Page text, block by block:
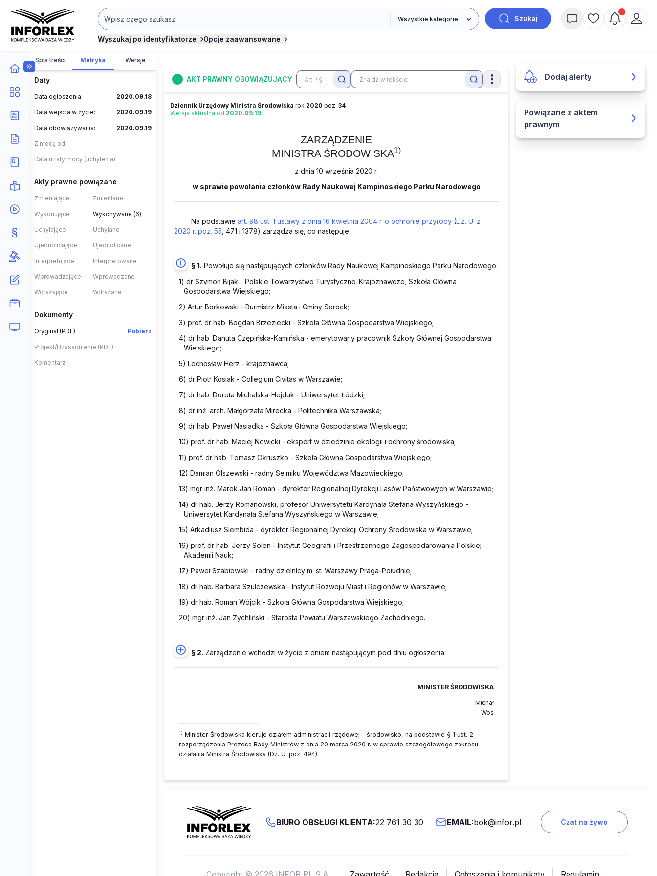
Szukaj
Wyszukaj po identyfikatorze Opcje zaawansowane
Spis treści Metryka Wersje
Daty
Data ogłoszenia: 2020.09.18
Data wejścia w życie: 2020.09.19
Data obowiązywania: 2020.09.19
Z mocą od:
Data utraty mocy (uchylenia):
Akty prawne powiązane
Zmieniające Zmieniane
Wykonujące Wykonywane (6)
Uchylające Uchylane
Ujednolicające Ujednolicane
Interpretujące Interpretowane
Wprowadzające Wprowadzane
Wdrażające Wdrażane
Dokumenty
Oryginał (PDF) Pobierz
Projekt/Uzasadnienie (PDF)
Komentarz
AKT PRAWNY OBOWIĄZUJĄCY
Dziennik Urzędowy Ministra Środowiska rok 2020 poz. 34
Wersja aktualna od 2020.09.19
ZARZĄDZENIE
MINISTRA ŚRODOWISKA1)
z dnia 10 września 2020 r.
w sprawie powołania członków Rady Naukowej Kampinoskiego Parku Narodowego
Na podstawie art. 98 ust. 1 ustawy z dnia 16 kwietnia 2004 r. o ochronie przyrody (Dz. U. z
2020 r. poz. 55 , 471 i 1378) zarządza się, co następuje:
§ 1. Powołuje się następujących członków Rady Naukowej Kampinoskiego Parku Narodowego:
1) dr Szymon Bijak - Polskie Towarzystwo Turystyczno-Krajoznawcze, Szkoła Główna
Gospodarstwa Wiejskiego;
2) Artur Borkowski - Burmistrz Miasta i Gminy Serock;
3) prof. dr hab. Bogdan Brzeziecki - Szkoła Główna Gospodarstwa Wiejskiego;
4) dr hab. Danuta Czępińska-Kamińska - emerytowany pracownik Szkoły Głównej Gospodarstwa
Wiejskiego;
5) Lechosław Herz - krajoznawca;
6) dr Piotr Kosiak - Collegium Civitas w Warszawie;
7) dr hab. Dorota Michalska-Hejduk - Uniwersytet Łódzki;
8) dr inż. arch. Małgorzata Mirecka - Politechnika Warszawska;
9) dr hab. Paweł Nasiadka - Szkoła Główna Gospodarstwa Wiejskiego;
10) prof. dr hab. Maciej Nowicki - ekspert w dziedzinie ekologii i ochrony środowiska;
11) prof. dr hab. Tomasz Okruszko - Szkoła Główna Gospodarstwa Wiejskiego;
12) Damian Olszewski - radny Sejmiku Województwa Mazowieckiego;
13) mgr inż. Marek Jan Roman - dyrektor Regionalnej Dyrekcji Lasów Państwowych w Warszawie;
14) dr hab. Jerzy Romanowski, profesor Uniwersytetu Kardynała Stefana Wyszyńskiego -
Uniwersytet Kardynała Stefana Wyszyńskiego w Warszawie;
15) Arkadiusz Siembida - dyrektor Regionalnej Dyrekcji Ochrony Środowiska w Warszawie;
16) prof. dr hab. Jerzy Solon - Instytut Geografii i Przestrzennego Zagospodarowania Polskiej
Akademii Nauk;
17) Paweł Szabłowski - radny dzielnicy m. st. Warszawy Praga-Południe;
18) dr hab. Barbara Szulczewska - Instytut Rozwoju Miast i Regionów w Warszawie;
19) dr hab. Roman Wójcik - Szkoła Główna Gospodarstwa Wiejskiego;
20) mgr inż. Jan Żychliński - Starosta Powiatu Warszawskiego Zachodniego.
§ 2. Zarządzenie wchodzi w życie z dniem następującym pod dniu ogłoszenia.
MINISTER ŚRODOWISKA
Michał
Woś
1) Minister Środowiska kieruje działem administracji rządowej - środowisko, na podstawie § 1 ust. 2
rozporządzenia Prezesa Rady Ministrów z dnia 20 marca 2020 r. w sprawie szczegółowego zakresu
działania Ministra Środowiska (Dz. U. poz. 494).
Dodaj alerty
Powiązane z aktem
prawnym
BIURO OBSŁUGI KLIENTA:22 761 30 30 EMAIL:bok@infor.pl Czat na żywo
Copyright © 2026 INFOR PL S.A. Zawartość Redakcja Ogłoszenia i komunikaty Regulamin